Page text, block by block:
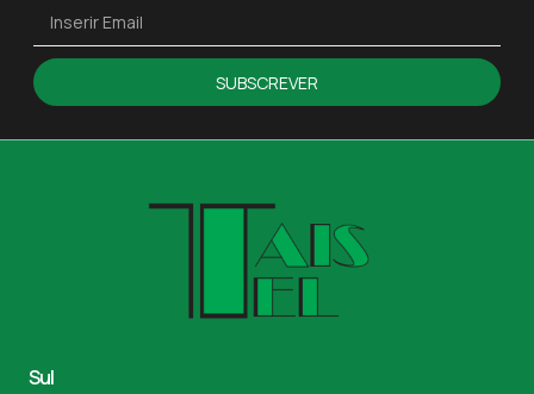
SUBSCREVER
Sul